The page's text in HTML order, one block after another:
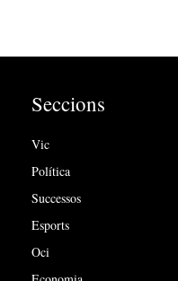
Seccions
Vic
Política
Successos
Esports
Oci